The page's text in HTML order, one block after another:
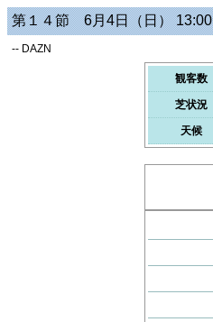
第１４節 6月4日（日） 13:00
-- DAZN
観客数
芝状況
天候